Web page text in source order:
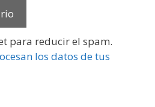
para reducir el spam.
los datos de tus